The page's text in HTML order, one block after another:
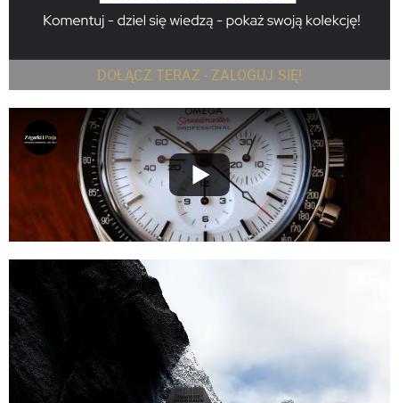
DOŁĄCZ TERAZ - ZALOGUJ SIĘ!